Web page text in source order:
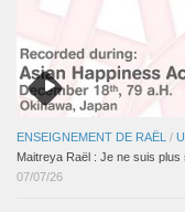
ENSEIGNEMENT DE RAËL /
Maitreya Raël : Je ne suis plus
07/07/26